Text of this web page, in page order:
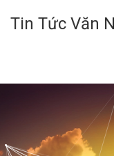
Tin Tức Văn